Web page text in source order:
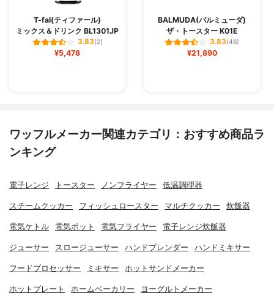
T-fal(ティファール)
ミックス＆ドリンク BL1301JP
3.83(2)
¥5,478
BALMUDA(バルミューダ)
ザ・トースター K01E
3.83(48)
¥21,890
ワッフルメーカー関連カテゴリ：おすすめ商品ラ
ンキング
電子レンジ トースター ノンフライヤー 低温調理器
スチームクッカー フィッシュロースター マルチクッカー 炊飯器
電気ケトル 電気ポット 電気フライヤー 電子レンジ炊飯器
ジューサー スロージューサー ハンドブレンダー ハンドミキサー
フードプロセッサー ミキサー ホットサンドメーカー
ホットプレート ホームベーカリー ヨーグルトメーカー